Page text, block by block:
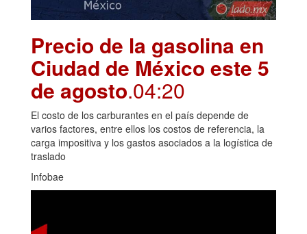
Precio de la gasolina en
Ciudad de México este 5
de agosto.04:20
El costo de los carburantes en el país depende de
varios factores, entre ellos los costos de referencia, la
carga impositiva y los gastos asociados a la logística de
traslado
Infobae